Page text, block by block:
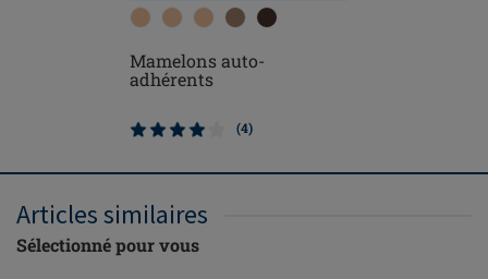
Mamelons auto-
adhérents
(4)
Articles similaires
Sélectionné pour vous